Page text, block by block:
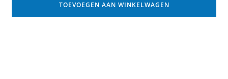
TOEVOEGEN AAN WINKELWAGEN